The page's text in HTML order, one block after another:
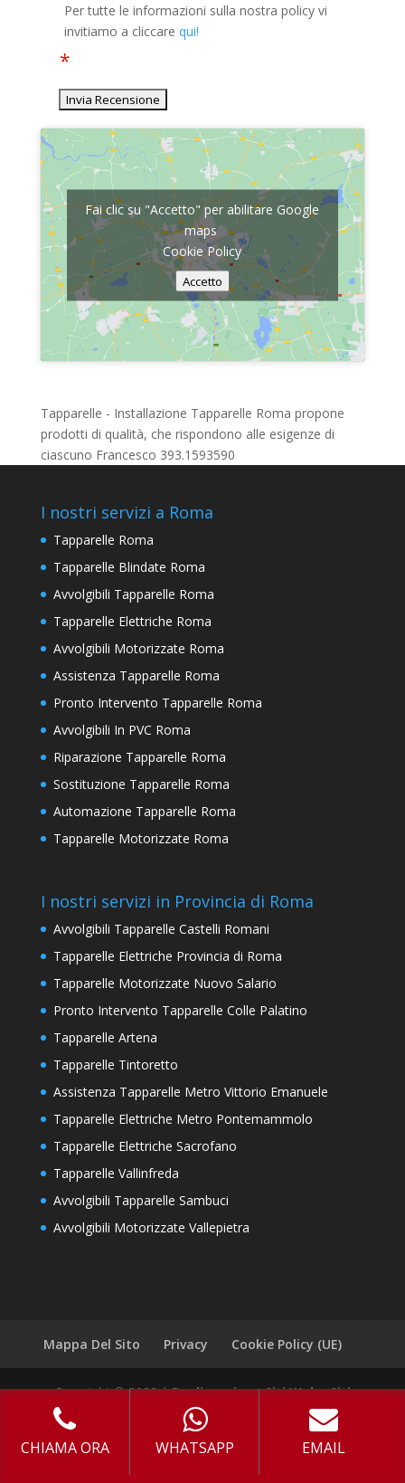
Per tutte le informazioni sulla nostra policy vi
invitiamo a cliccare qui!
Fai clic su "Accetto" per abilitare Google
maps
Cookie Policy
Accetto
Tapparelle - Installazione Tapparelle Roma propone
prodotti di qualità, che rispondono alle esigenze di
ciascuno Francesco 393.1593590
I nostri servizi a Roma
Tapparelle Roma
Tapparelle Blindate Roma
Avvolgibili Tapparelle Roma
Tapparelle Elettriche Roma
Avvolgibili Motorizzate Roma
Assistenza Tapparelle Roma
Pronto Intervento Tapparelle Roma
Avvolgibili In PVC Roma
Riparazione Tapparelle Roma
Sostituzione Tapparelle Roma
Automazione Tapparelle Roma
Tapparelle Motorizzate Roma
I nostri servizi in Provincia di Roma
Avvolgibili Tapparelle Castelli Romani
Tapparelle Elettriche Provincia di Roma
Tapparelle Motorizzate Nuovo Salario
Pronto Intervento Tapparelle Colle Palatino
Tapparelle Artena
Tapparelle Tintoretto
Assistenza Tapparelle Metro Vittorio Emanuele
Tapparelle Elettriche Metro Pontemammolo
Tapparelle Elettriche Sacrofano
Tapparelle Vallinfreda
Avvolgibili Tapparelle Sambuci
Avvolgibili Motorizzate Vallepietra
Mappa Del Sito Privacy Cookie Policy (UE)
Copyright © 2022 |Realizzazione Siti Web-Siti
Solution Group Communication
CHIAMA ORA WHATSAPP EMAIL